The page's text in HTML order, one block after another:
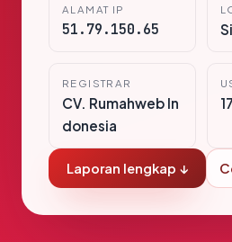
ALAMAT IP
51.79.150.65
REGISTRAR
CV. Rumahweb In
donesia
Laporan lengkap ↓